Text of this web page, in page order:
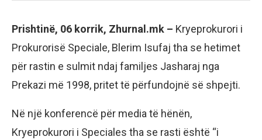
Prishtinë, 06 korrik, Zhurnal.mk – Kryeprokurori i
Prokurorisë Speciale, Blerim Isufaj tha se hetimet
për rastin e sulmit ndaj familjes Jasharaj nga
Prekazi më 1998, pritet të përfundojnë së shpejti.
Në një konferencë për media të hënën,
Kryeprokurori i Speciales tha se rasti është “i